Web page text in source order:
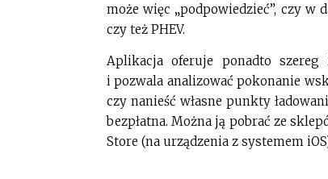
może więc „podpowiedzieć”, czy
czy też PHEV.
Aplikacja oferuje ponadto
i pozwala analizować pokonanie
czy nanieść własne punkty
bezpłatna. Można ją pobrać ze
Store (na urządzenia z systemem